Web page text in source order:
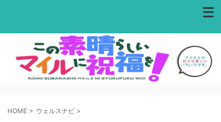
HOME > ウェルスナビ >